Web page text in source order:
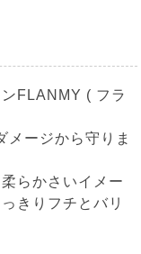
FLANMY ( フラ
メージから守りま
らかさいイメー
きりフチとバリ